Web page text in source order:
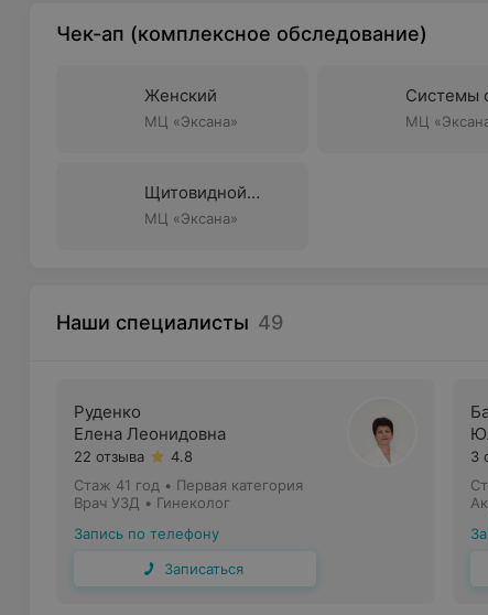
Чек-ап (комплексное обследование)
Женский
МЦ «Эксана»
Системы
МЦ
Щитовидной
железы
МЦ «Эксана»
Наши специалисты 49
Руденко
Елена Леонидовна
22 отзыва
4.8
Стаж 41 год • Первая категория
Врач УЗД • Гинеколог
Запись по телефону
Записаться
3